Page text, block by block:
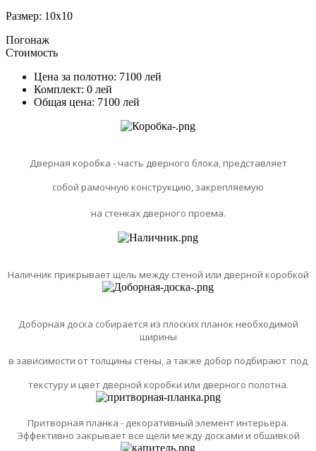
Размер: 10x10
Погонаж
Стоимость
Цена за полотно: 7100 лей
Комплект: 0 лей
Общая цена: 7100 лей
Дверная коробка - часть дверного блока, представляет
собой рамочную конструкцию, закрепляемую
на стенках дверного проема.
Наличник прикрывает щель между стеной или дверной коробкой
Доборная доска собирается из плоских планок необходимой
ширины
в зависимости от толщины стены, а также добор подбирают под
текстуру и цвет дверной коробки или дверного полотна.
Притворная планка - декоративный элемент интерьера.
Эффективно закрывает все щели между досками и обшивкой